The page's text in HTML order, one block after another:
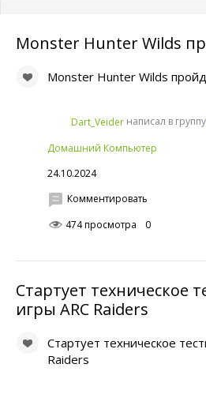
Monster Hunter Wilds
Monster Hunter Wilds
Dart_Veider написал в группу
Домашний Компьютер
24.10.2024
Комментировать
474 просмотра
0
Стартует техническое
игры ARC Raiders
Стартует техническое
Raiders